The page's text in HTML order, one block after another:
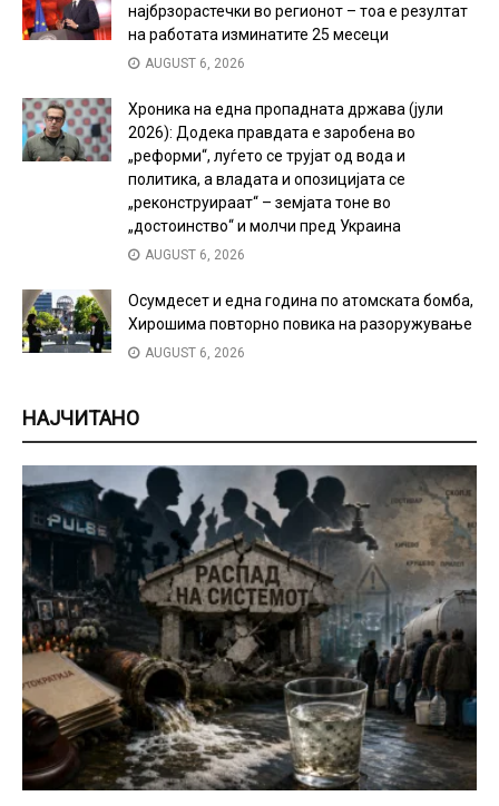
најбрзорастечки во регионот – тоа е резултат
на работата изминатите 25 месеци
AUGUST 6, 2026
Хроника на една пропадната држава (јули
2026): Додека правдата е заробена во
„реформи“, луѓето се трујат од вода и
политика, а владата и опозицијата се
„реконструираат“ – земјата тоне во
„достоинство“ и молчи пред Украина
AUGUST 6, 2026
Осумдесет и една година по атомската бомба,
Хирошима повторно повика на разоружување
AUGUST 6, 2026
НАЈЧИТАНО